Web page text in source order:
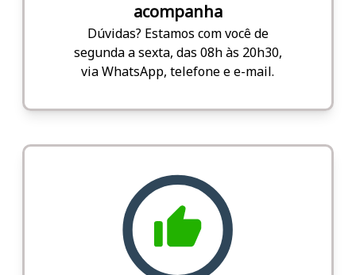
acompanha
Dúvidas? Estamos com você de
segunda a sexta, das 08h às 20h30,
via WhatsApp, telefone e e-mail.